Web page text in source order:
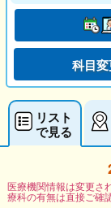
科目
リスト
で見る
医療機関情報は変更さ
療科の有無は直接ご確